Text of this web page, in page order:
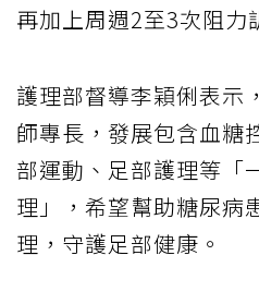
再加上周週2至3次阻力
護理部督導李穎俐表示
師專長，發展包含血糖
部運動、足部護理等「
理」，希望幫助糖尿病
理，守護足部健康。